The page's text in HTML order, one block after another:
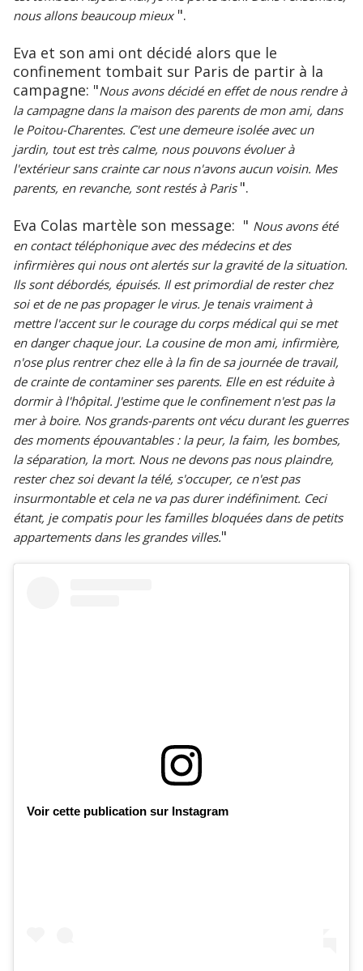
nous allons beaucoup mieux".
Eva et son ami ont décidé alors que le
confinement tombait sur Paris de partir à la
campagne: "Nous avons décidé en effet de nous rendre à
la campagne dans la maison des parents de mon ami, dans
le Poitou-Charentes. C'est une demeure isolée avec un
jardin, tout est très calme, nous pouvons évoluer à
l'extérieur sans crainte car nous n'avons aucun voisin. Mes
parents, en revanche, sont restés à Paris ".
Eva Colas martèle son message: " Nous avons été
en contact téléphonique avec des médecins et des
infirmières qui nous ont alertés sur la gravité de la situation.
Ils sont débordés, épuisés. Il est primordial de rester chez
soi et de ne pas propager le virus. Je tenais vraiment à
mettre l'accent sur le courage du corps médical qui se met
en danger chaque jour. La cousine de mon ami, infirmière,
n'ose plus rentrer chez elle à la fin de sa journée de travail,
de crainte de contaminer ses parents. Elle en est réduite à
dormir à l'hôpital. J'estime que le confinement n'est pas la
mer à boire. Nos grands-parents ont vécu durant les guerres
des moments épouvantables : la peur, la faim, les bombes,
la séparation, la mort. Nous ne devons pas nous plaindre,
rester chez soi devant la télé, s'occuper, ce n'est pas
insurmontable et cela ne va pas durer indéfiniment. Ceci
étant, je compatis pour les familles bloquées dans de petits
appartements dans les grandes villes."
Voir cette publication sur Instagram